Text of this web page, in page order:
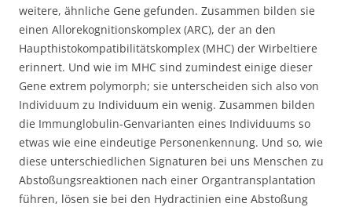
weitere, ähnliche Gene gefunden. Zusammen bilden sie
einen Allorekognitionskomplex (ARC), der an den
Haupthistokompatibilitätskomplex (MHC) der Wirbeltiere
erinnert. Und wie im MHC sind zumindest einige dieser
Gene extrem polymorph; sie unterscheiden sich also von
Individuum zu Individuum ein wenig. Zusammen bilden
die Immunglobulin-Genvarianten eines Individuums so
etwas wie eine eindeutige Personenkennung. Und so, wie
diese unterschiedlichen Signaturen bei uns Menschen zu
Abstoßungsreaktionen nach einer Organtransplantation
führen, lösen sie bei den Hydractinien eine Abstoßung